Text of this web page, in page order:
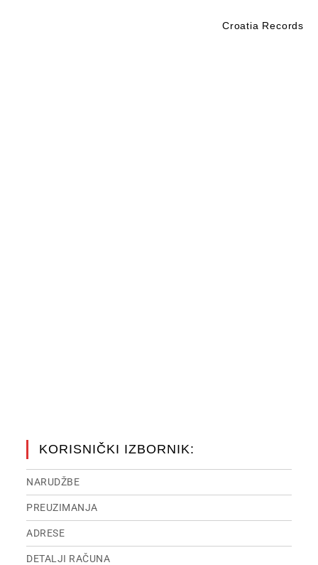
Croatia Records
KORISNIČKI IZBORNIK:
NARUDŽBE
PREUZIMANJA
ADRESE
DETALJI RAČUNA